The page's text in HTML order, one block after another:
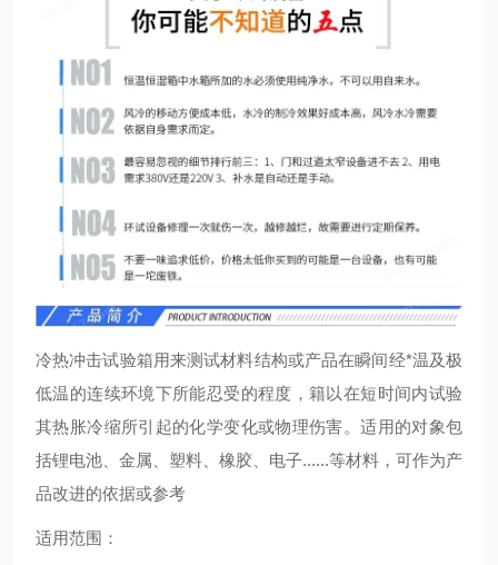
冷热冲击试验箱用来测试材料结构或产品在瞬间经*温及极
低温的连续环境下所能忍受的程度，籍以在短时间内试验
其热胀冷缩所引起的化学变化或物理伤害。适用的对象包
括锂电池、金属、塑料、橡胶、电子......等材料，可作为产
品改进的依据或参考
适用范围：